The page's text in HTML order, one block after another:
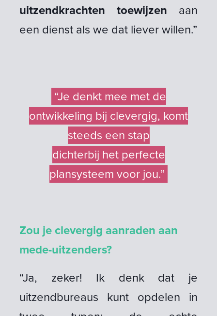
uitzendkrachten toewijzen aan
een dienst als we dat liever willen.”
“Je denkt mee met de
ontwikkeling bij clevergig, komt
steeds een stap
dichterbij het perfecte
plansysteem voor jou.”
Zou je clevergig aanraden aan
mede-uitzenders?
“Ja, zeker! Ik denk dat je
uitzendbureaus kunt opdelen in